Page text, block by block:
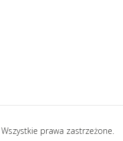
Wszystkie prawa zastrzeżone.